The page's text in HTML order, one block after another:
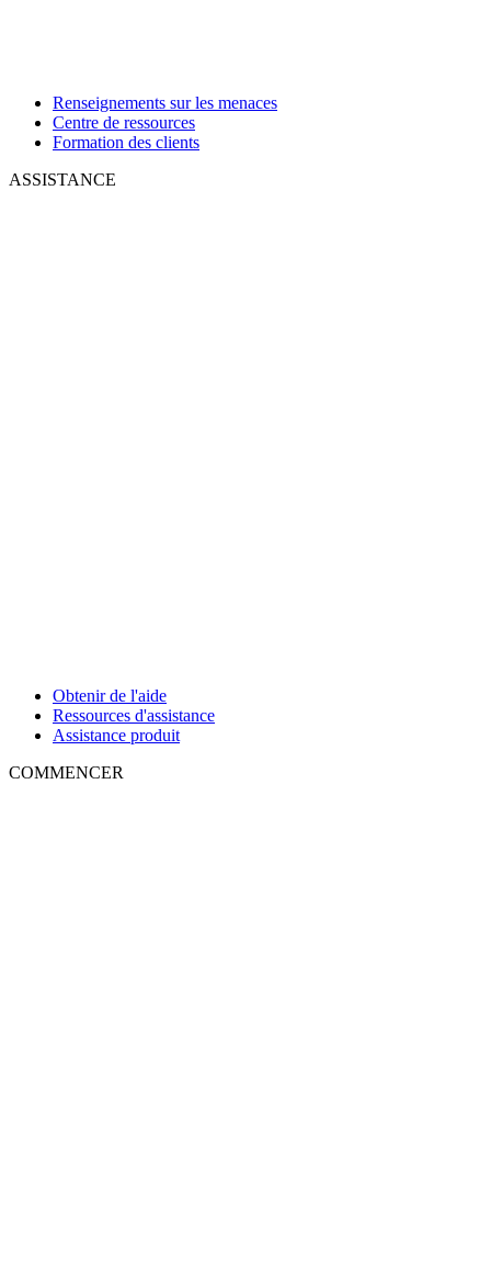
Renseignements sur les menaces
Centre de ressources
Formation des clients
ASSISTANCE
Obtenir de l'aide
Ressources d'assistance
Assistance produit
COMMENCER